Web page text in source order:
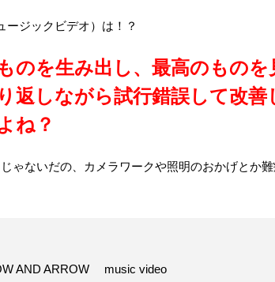
ージックビデオ）は！？
のを生み出し、最高のもの
返しながら試行錯誤して改善
ね？
ゃないだの、カメラワークや照明のおかげとか
AND ARROW music video